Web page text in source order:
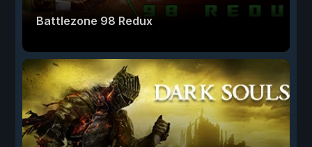
Battlezone 98 Redux